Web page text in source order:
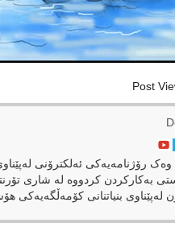
Post
دەستی بەکارکردن کردووە لە شاری
لەپێناوی بنیاتنانی کۆمەڵگەیەکی